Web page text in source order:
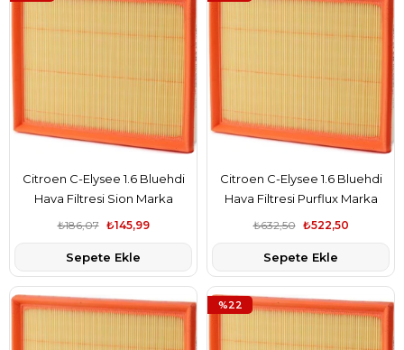
Citroen C-Elysee 1.6 Bluehdi
Hava Filtresi Sion Marka
9802348680
₺145,99
₺186,07
Sepete Ekle
Citroen C-Elysee 1.6 Bluehdi
Hava Filtresi Purflux Marka
9802348680
₺522,50
₺632,50
Sepete Ekle
%22